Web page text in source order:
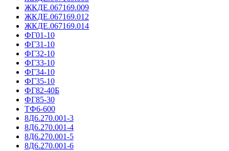
ЖКДЕ.067169.009
ЖКДЕ.067169.012
ЖКДЕ.067169.014
ФГ01-10
ФГ31-10
ФГ32-10
ФГ33-10
ФГ34-10
ФГ35-10
ФГ82-40Б
ФГ85-30
ТФ6-600
8Д6.270.001-3
8Д6.270.001-4
8Д6.270.001-5
8Д6.270.001-6